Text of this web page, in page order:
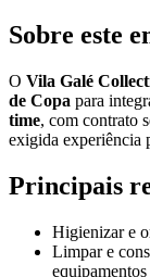
Sobre este
O Vila Galé
de Copa para
time, com contrato
exigida experiência
Principais
Higienizar e
Limpar e